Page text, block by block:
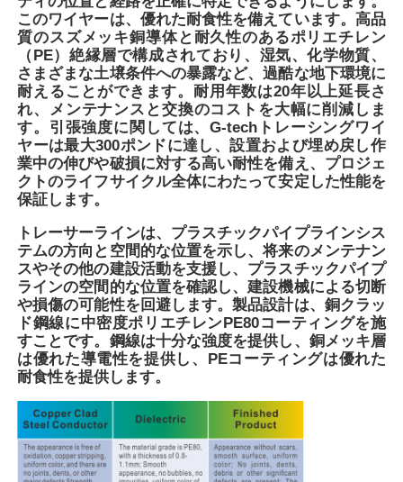
スピゴット・フィッティング
トランジションフィッティング
電気融着溶接機
バット・フュージョン・ツール
電流器具
バット・フュージョン・アクセサリー
手動式挤出機
CNC バット 溶接 機械
このワイヤーは、優れた耐食性を備えています。高品
質のスズメッキ銅導体と耐久性のあるポリエチレン
（PE）絶縁層で構成されており、湿気、化学物質、
さまざまな土壌条件への暴露など、過酷な地下環境に
耐えることができます。耐用年数は20年以上延長さ
れ、メンテナンスと交換のコストを大幅に削減しま
す。引張強度に関しては、G-techトレーシングワイ
ヤーは最大300ポンドに達し、設置および埋め戻し作
業中の伸びや破損に対する高い耐性を備え、プロジェ
クトのライフサイクル全体にわたって安定した性能を
保証します。
トレーサーラインは、プラスチックパイプラインシス
テムの方向と空間的な位置を示し、将来のメンテナン
スやその他の建設活動を支援し、プラスチックパイプ
ラインの空間的な位置を確認し、建設機械による切断
や損傷の可能性を回避します。製品設計は、銅クラッ
ド鋼線に中密度ポリエチレンPE80コーティングを施
すことです。鋼線は十分な強度を提供し、銅メッキ層
は優れた導電性を提供し、PEコーティングは優れた
耐食性を提供します。